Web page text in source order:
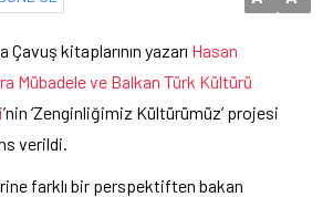
Çavuş kitaplarının yazarı Hasan
Mübadele ve Balkan Türk Kültürü
’nin ‘Zenginliğimiz Kültürümüz’ projesi
verildi.
farklı bir perspektiften bakan